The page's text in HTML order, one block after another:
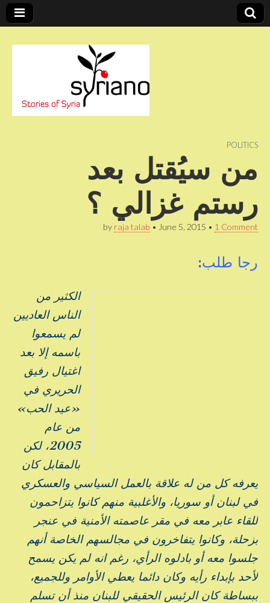
syriano POLITICS
من سيُقتل بعد
رستم غزالي ؟
by raja talab • June 5, 2015 • 1 Comment
رجا طلب:
الكثير من
الناس العاديين
لم يسمعوا
باسمه إلا بعد
اغتيال رفيق
الحريري في
«عيد الحب»
من عام
2005، لكن
بالمقابل كان
يعرفه كل من له علاقة بالعمل السياسي والعسكري
في لبنان أو سوريا، والأغلبية منهم كانوا يتزاحمون
للقاء عابر معه في مقر عاصمته الأمنية في عنجر
بزحلة، وكانوا يتفاخرون في مجالسهم الخاصة أنهم
جلسوا معه أو بادلوه الرأي، رغم انه لم يكن يسمح
لأحد بإبداء رأيه وكان دائما يعطي الأوامر وللجميع،
ببساطة كان الرئيس الحقيقي للبنان منذ أن تسلم